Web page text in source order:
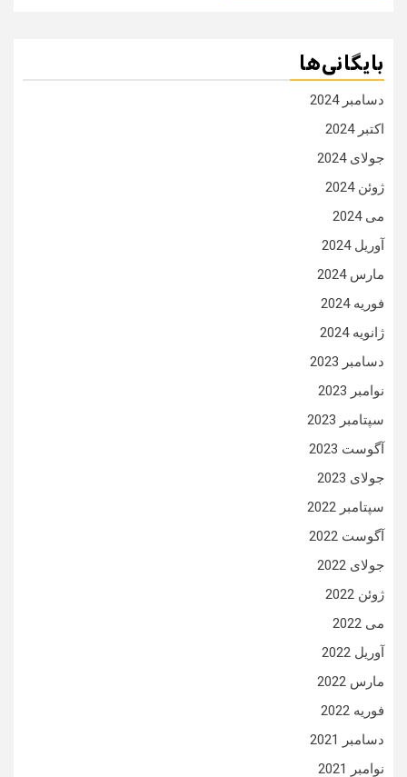
بایگانی‌ها
دسامبر 2024
اکتبر 2024
جولای 2024
ژوئن 2024
می 2024
آوریل 2024
مارس 2024
فوریه 2024
ژانویه 2024
دسامبر 2023
نوامبر 2023
سپتامبر 2023
آگوست 2023
جولای 2023
سپتامبر 2022
آگوست 2022
جولای 2022
ژوئن 2022
می 2022
آوریل 2022
مارس 2022
فوریه 2022
دسامبر 2021
نوامبر 2021